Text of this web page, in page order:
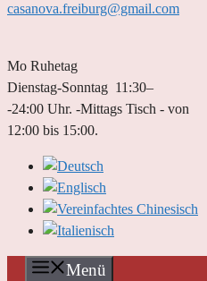
casanova.freiburg@gmail.com
Mo Ruhetag
Dienstag-Sonntag 11:30–
-24:00 Uhr. -Mittags Tisch - von
12:00 bis 15:00.
Menü